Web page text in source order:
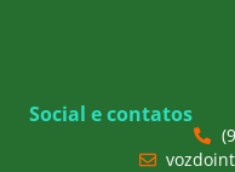
Social e contatos